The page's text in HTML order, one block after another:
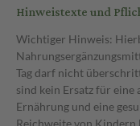
Hinweistexte und
Wichtiger Hinweis:
Tag darf nicht
sind kein Ersatz für eine
Ernährung und eine
Reichweite von Kindern